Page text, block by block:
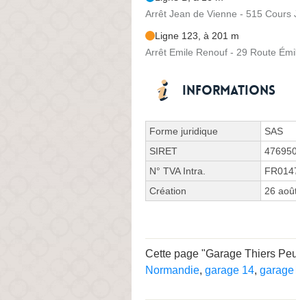
Arrêt Jean de Vienne - 515 Cours
Ligne 123, à 201 m
Arrêt Emile Renouf - 29 Route
Informations
Forme juridique
SAS
SIRET
N° TVA Intra.
Création
26
Cette page "Garage Thiers
Normandie, garage 14,